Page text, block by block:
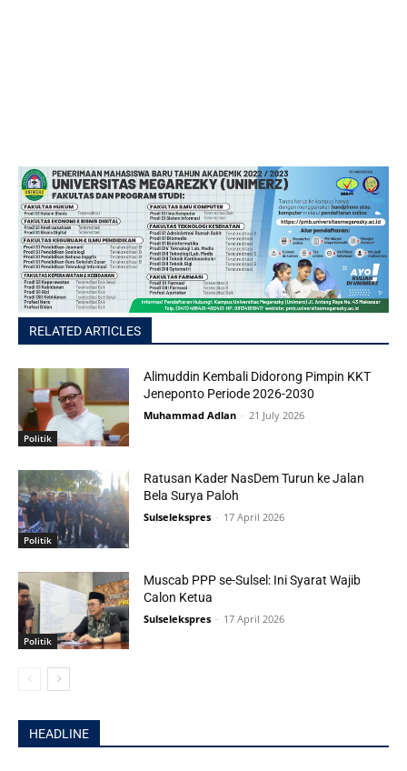
RELATED ARTICLES
Politik
Alimuddin Kembali Didorong Pimpin KKT
Jeneponto Periode 2026-2030
Muhammad Adlan - 21 July 2026
Politik
Ratusan Kader NasDem Turun ke Jalan
Bela Surya Paloh
Sulselekspres - 17 April 2026
Politik
Muscab PPP se-Sulsel: Ini Syarat Wajib
Calon Ketua
Sulselekspres - 17 April 2026
HEADLINE